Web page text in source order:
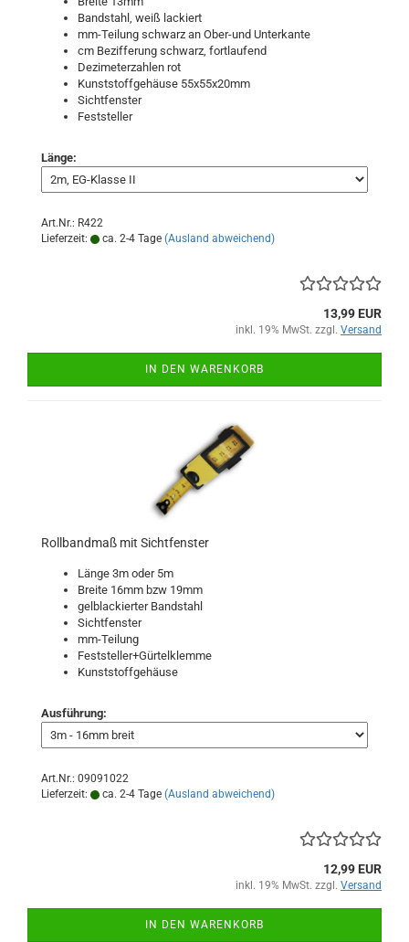
Bandstahl, weiß lackiert
mm-Teilung schwarz an Ober-und Unterkante
cm Bezifferung schwarz, fortlaufend
Dezimeterzahlen rot
Kunststoffgehäuse 55x55x20mm
Sichtfenster
Feststeller
Länge:
Art.Nr.: R422
Lieferzeit:
ca. 2-4 Tage (Ausland abweichend)
13,99 EUR
inkl. 19% MwSt. zzgl. Versand
IN DEN WARENKORB
Rollbandmaß mit Sichtfenster
Länge 3m oder 5m
Breite 16mm bzw 19mm
gelblackierter Bandstahl
Sichtfenster
mm-Teilung
Feststeller+Gürtelklemme
Kunststoffgehäuse
Ausführung:
Art.Nr.: 09091022
Lieferzeit:
ca. 2-4 Tage (Ausland abweichend)
12,99 EUR
inkl. 19% MwSt. zzgl. Versand
IN DEN WARENKORB